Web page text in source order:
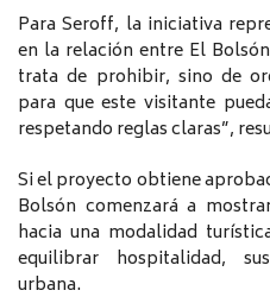
Para Seroff, la iniciativa
en la relación entre El
trata de prohibir, sino de
para que este visitante
respetando reglas claras”,
Si el proyecto obtiene
Bolsón comenzará a
hacia una modalidad
equilibrar hospitalidad,
urbana.